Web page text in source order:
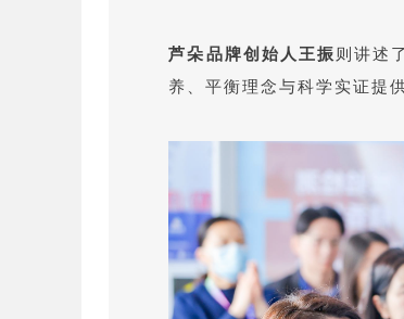
芦朵品牌创始人王振则讲述
养、平衡理念与科学实证提